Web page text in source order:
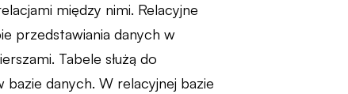
między nimi. Relacyjne
przedstawiania danych w
Tabele służą do
danych. W relacyjnej bazie